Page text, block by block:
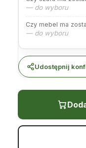
— do wyboru
Czy mebel ma
— do wyboru
Udostępnij